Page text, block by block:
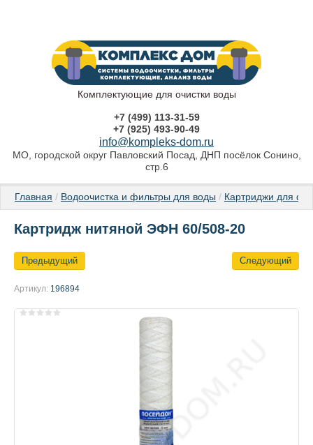
Комплектующие для очистки воды
+7 (499) 113-31-59
+7 (925) 493-90-49
info@kompleks-dom.ru
МО, городской округ Павловский Посад, ДНП посёлок Сонино,
стр.6
Главная / Водоочистка и фильтры для воды / Картриджи для
Картридж нитяной ЭФН 60/508-20
Предыдущий Следующий
Артикул: 196894